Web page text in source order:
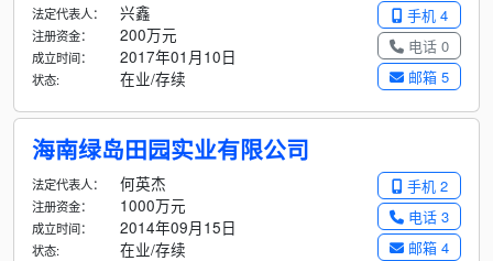
手机 4
电话 0
邮箱 5
法定代表人： 兴鑫
注册资金： 200万元
成立时间： 2017年01月10日
状态: 在业/存续
海南绿岛田园实业有限公司
手机 2
电话 3
邮箱 4
法定代表人： 何英杰
注册资金： 1000万元
成立时间： 2014年09月15日
状态: 在业/存续